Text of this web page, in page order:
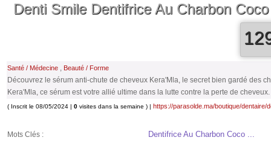
Denti Smile Dentifrice Au Charbon Coco
Santé / Médecine , Beauté / Forme
Découvrez le sérum anti-chute de cheveux Kera'Mla, le secret bien gardé des
Kera'Mla, ce sérum est votre allié ultime dans la lutte contre la perte de cheveux.
( Inscrit le 08/05/2024 | 0 visites dans la semaine ) | https://parasolde.ma/boutique/
Mots Clés : Dentifrice Au Charbon Coco ...